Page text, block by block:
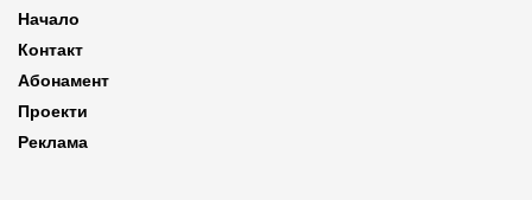
Начало
Контакт
Абонамент
Проекти
Реклама